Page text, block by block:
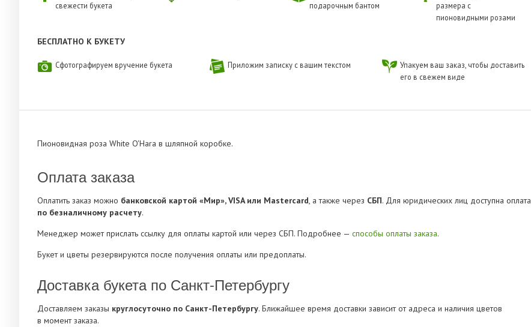
свежести букета
подарочным бантом
размера с
пионовидными розами
БЕСПЛАТНО К БУКЕТУ
Сфотографируем вручение букета Приложим записку с вашим текстом
Упакуем ваш заказ, чтобы доставить
его в свежем виде
Пионовидная роза White O'Hara в шляпной коробке.
Оплата заказа
Оплатить заказ можно банковской картой «Мир», VISA или Mastercard, а также через СБП. Для юридических лиц доступна оплата
по безналичному расчету.
Менеджер может прислать ссылку для оплаты картой или через СБП. Подробнее — способы оплаты заказа.
Букет и цветы резервируются после получения оплаты или предоплаты.
Доставка букета по Санкт-Петербургу
Доставляем заказы круглосуточно по Санкт-Петербургу. Ближайшее время доставки зависит от адреса и наличия цветов
в момент заказа.